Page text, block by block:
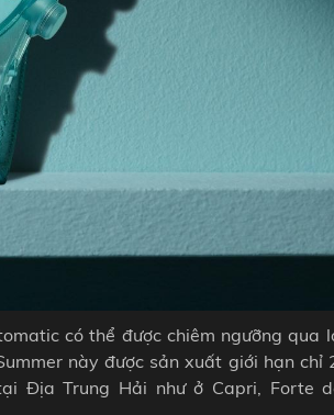
có thể được chiêm ngưỡng qua
này được sản xuất giới hạn chỉ
Địa Trung Hải như ở Capri, Forte